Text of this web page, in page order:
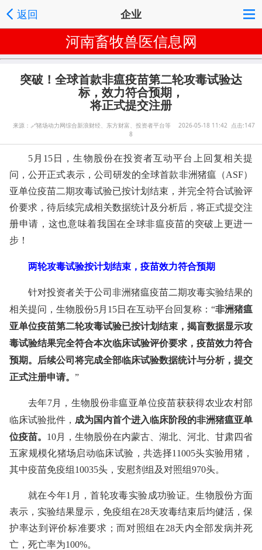
返回 企业
河南畜牧兽医信息网
突破！全球首款非瘟疫苗第二轮攻毒试验达
标，效力符合预期，
将正式提交注册
来源： 🔗猪场动力网综合新浪财经、东方财富、投资者平台等 2026-05-18 11:42 点击:147
8
5月15日，生物股份在投资者互动平台上回复相关提
问，公开正式表示，公司研发的全球首款非洲猪瘟（ASF）
亚单位疫苗二期攻毒试验已按计划结束，并完全符合试验评
价要求，待后续完成相关数据统计及分析后，将正式提交注
册申请，这也意味着我国在全球非瘟疫苗的突破上更进一
步！
两轮攻毒试验按计划结束，疫苗效力符合预期
针对投资者关于公司非洲猪瘟疫苗二期攻毒实验结果的
相关提问，生物股份5月15日在互动平台回复称：“非洲猪瘟
亚单位疫苗第二轮攻毒试验已按计划结束，揭盲数据显示攻
毒试验结果完全符合本次临床试验评价要求，疫苗效力符合
预期。后续公司将完成全部临床试验数据统计与分析，提交
正式注册申请。 ”
去年7月，生物股份非瘟亚单位疫苗获获得农业农村部
临床试验批件， 成为国内首个进入临床阶段的非洲猪瘟亚单
位疫苗。
10月，生物股份在内蒙古、湖北、河北、甘肃四省
五家规模化猪场启动临床试验，共选择11005头实验用猪，
其中疫苗免疫组10035头，安慰剂组及对照组970头。
就在今年1月，首轮攻毒实验成功验证。生物股份方面
表示，实验结果显示，免疫组在28天攻毒结束后均健活，保
护率达到评价标准要求；而对照组在28天内全部发病并死
亡，死亡率为100%。